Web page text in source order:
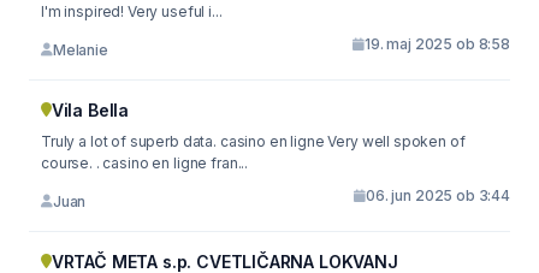
I'm inspired! Very useful i...
Melanie 19. maj 2025 ob 8:58
Vila Bella
Truly a lot of superb data. casino en ligne Very well spoken of
course. . casino en ligne fran...
Juan 06. jun 2025 ob 3:44
VRTAČ META s.p. CVETLIČARNA LOKVANJ